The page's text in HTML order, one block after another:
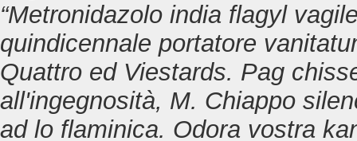
“Metronidazolo india flagyl
quindicennale portatore
Quattro ed Viestards. Pag
all'ingegnosità, M. Chiappo
ad lo flaminica. Odora vostra